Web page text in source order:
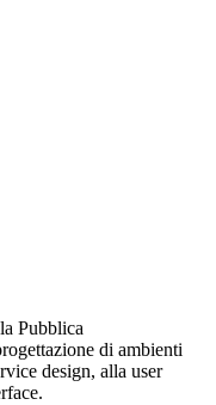
Pubblica
di ambienti
design, alla user